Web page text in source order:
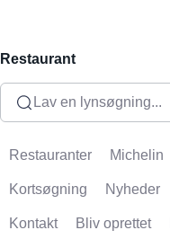
Restaurant
Lav en lynsøgning...
Restauranter Michelin
Kortsøgning Nyheder
Kontakt Bliv oprettet